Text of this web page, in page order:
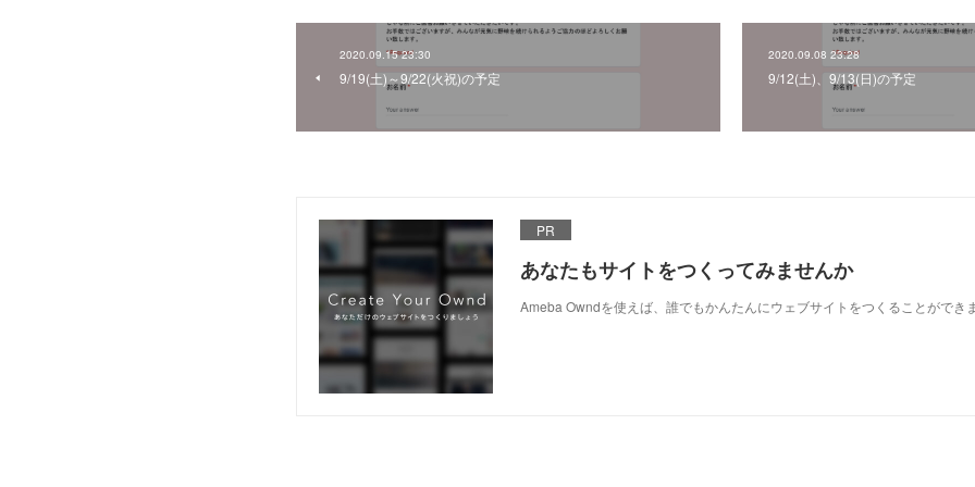
2020.09.15 23:30
9/19(土)～9/22(火祝)の予定
2020.09.08 23:28
9/12(土)、9/13(日)の予定
PR
あなたもサイトをつくってみませんか
Ameba Owndを使えば、誰でもかんたんにウェブサイトをつくることができ